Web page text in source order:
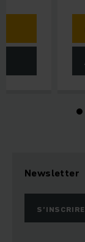
Newsletter
S’INSCRIRE